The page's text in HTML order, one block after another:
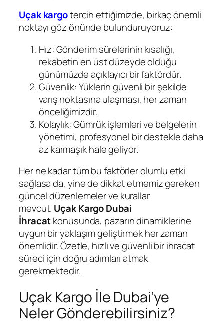
Uçak kargotercih ettiğimizde, birkaç önemli
noktayı göz önünde bulunduruyoruz:
Hız: Gönderim sürelerinin kısalığı,
rekabetin en üst düzeyde olduğu
günümüzde açıklayıcı bir faktördür.
Güvenlik: Yüklerin güvenli bir şekilde
varış noktasına ulaşması, her zaman
önceliğimizdir.
Kolaylık: Gümrük işlemleri ve belgelerin
yönetimi, profesyonel bir destekle daha
az karmaşık hale geliyor.
Her ne kadar tüm bu faktörler olumlu etki
sağlasa da, yine de dikkat etmemiz gereken
güncel düzenlemeler ve kurallar
mevcut. Uçak Kargo Dubai
İhracatkonusunda, pazarın dinamiklerine
uygun bir yaklaşım geliştirmek her zaman
önemlidir. Özetle, hızlı ve güvenli bir ihracat
süreci için doğru adımları atmak
gerekmektedir.
Uçak Kargo İle Dubai’ye
Neler Gönderebilirsiniz?